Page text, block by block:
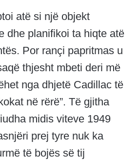
atë si një objekt
dhe planifikoi ta hiqte atë
Por rançi papritmas u
thjesht mbeti deri më
nga dhjetë Cadillac të
në rërë”. Të gjitha
midis viteve 1949
prej tyre nuk ka
të bojës së tij